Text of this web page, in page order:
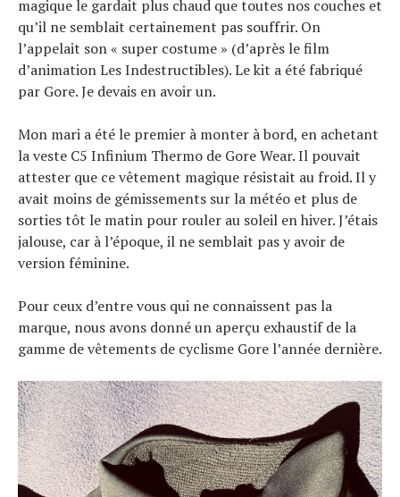
magique le gardait plus chaud que toutes nos couches et
qu’il ne semblait certainement pas souffrir. On
l’appelait son « super costume » (d’après le film
d’animation Les Indestructibles). Le kit a été fabriqué
par Gore. Je devais en avoir un.
Mon mari a été le premier à monter à bord, en achetant
la veste C5 Infinium Thermo de Gore Wear. Il pouvait
attester que ce vêtement magique résistait au froid. Il y
avait moins de gémissements sur la météo et plus de
sorties tôt le matin pour rouler au soleil en hiver. J’étais
jalouse, car à l’époque, il ne semblait pas y avoir de
version féminine.
Pour ceux d’entre vous qui ne connaissent pas la
marque, nous avons donné un aperçu exhaustif de la
gamme de vêtements de cyclisme Gore l’année dernière.